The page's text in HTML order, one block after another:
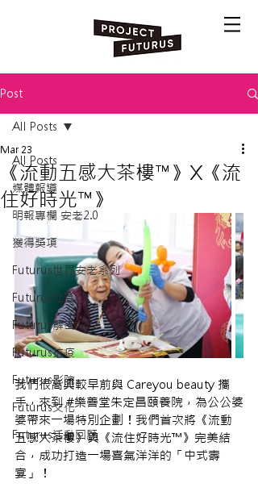
Post
All Posts
媒體報導
明報專欄 安老2.0
獲得獎項
Futurus世界安老系列
Futurus社區
Futurus解密
Futurus抗疫
Futurus影院
Futurus文化
Futurus活動回顧
All Posts
《流動五感大茶樓™》X《流
住好時光™》
Mar 23
我們很高興較早前與 Careyou beauty 攜
手，來到 #樂善堂朱定昌頤養院 ，為公公婆
婆帶來一場特別企劃！我們首次將《流動
五感大茶樓》與《流住好時光™》完美結
合，成功打造一場喜氣洋洋的「中式壽
宴」！